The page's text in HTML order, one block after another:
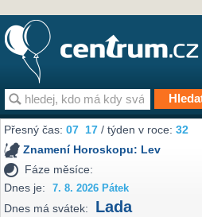
Přesný čas:07 17 / týden v roce:32
Znamení Horoskopu: Lev
Fáze měsíce:
Dnes je:
7. 8. 2026 Pátek
Dnes má svátek: Lada